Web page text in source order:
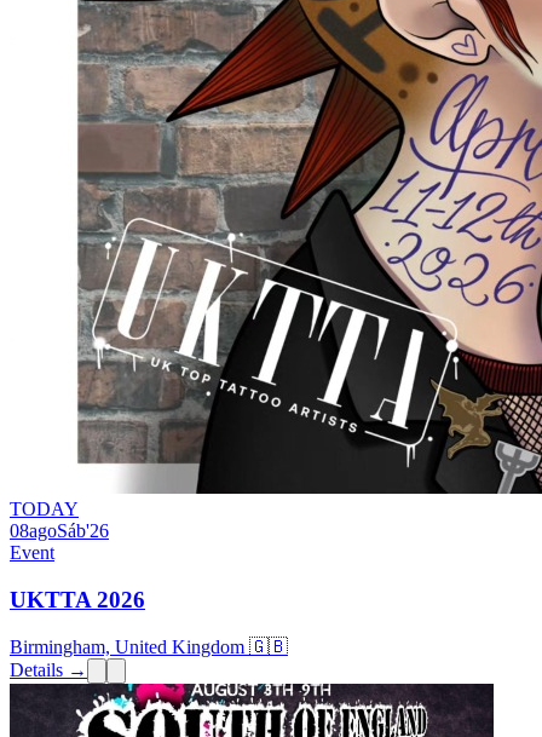
TODAY
08agoSáb'26
Event
UKTTA 2026
Birmingham, United Kingdom 🇬🇧
Details →